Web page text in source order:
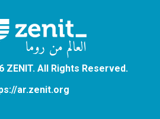
ZENIT. All Rights Reserved.
ar.zenit.org